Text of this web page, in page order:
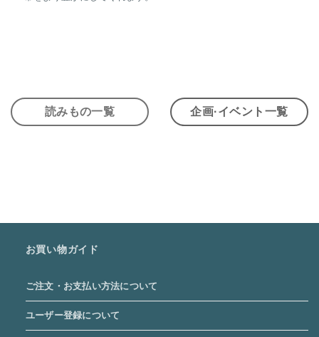
読みもの一覧 企画·イベント一覧
お買い物ガイド
ご注文・お支払い方法について
ユーザー登録について